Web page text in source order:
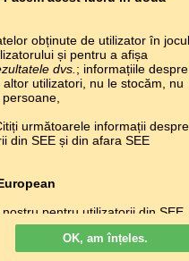
obținute de utilizator în jocul
și pentru a afișa
dvs. ; informațiile despre
utilizatori, nu le stocăm, nu
următoarele informații despre
din SEE și din afara SEE
pentru utilizatorii din SEE
nu folosesc module
ele folosesc module cookie
raportarea agregată a
OK, am înțeles.